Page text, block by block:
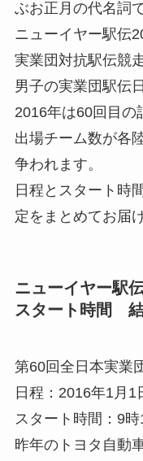
ぶお正月の代名詞
ニューイヤー駅伝
実業団対抗駅伝競
男子の実業団駅伝
2016年は60回目の
出場チーム数が各
争われます。
日程とスタート時
定をまとめてお届
ニューイヤー駅
スタート時間 結
第60回全日本実業
日程：2016年1月1
スタート時間：9時
昨年のトヨタ自動